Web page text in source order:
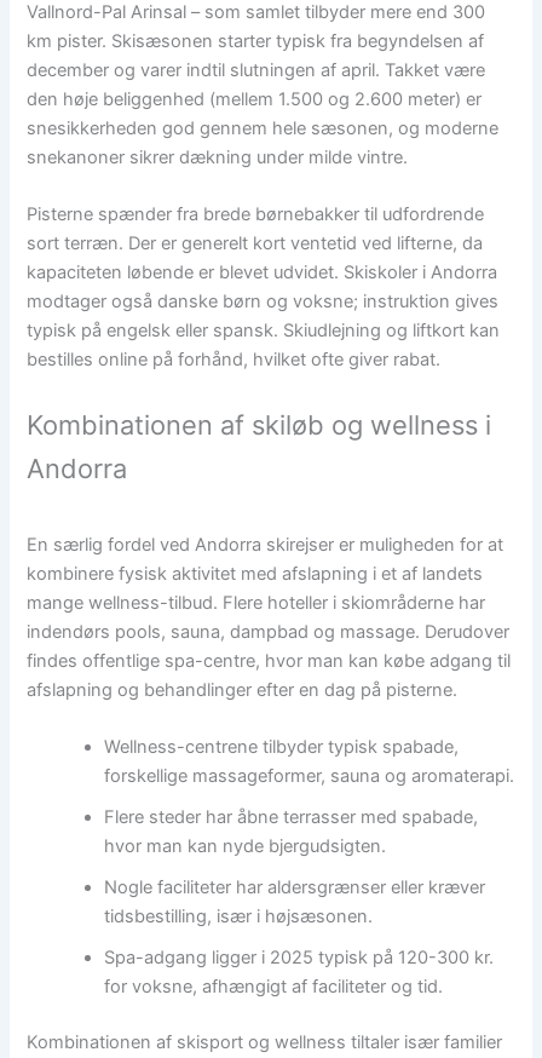
Vallnord-Pal Arinsal – som samlet tilbyder mere end 300
km pister. Skisæsonen starter typisk fra begyndelsen af
december og varer indtil slutningen af april. Takket være
den høje beliggenhed (mellem 1.500 og 2.600 meter) er
snesikkerheden god gennem hele sæsonen, og moderne
snekanoner sikrer dækning under milde vintre.
Pisterne spænder fra brede børnebakker til udfordrende
sort terræn. Der er generelt kort ventetid ved lifterne, da
kapaciteten løbende er blevet udvidet. Skiskoler i Andorra
modtager også danske børn og voksne; instruktion gives
typisk på engelsk eller spansk. Skiudlejning og liftkort kan
bestilles online på forhånd, hvilket ofte giver rabat.
Kombinationen af skiløb og wellness i
Andorra
En særlig fordel ved Andorra skirejser er muligheden for at
kombinere fysisk aktivitet med afslapning i et af landets
mange wellness-tilbud. Flere hoteller i skiområderne har
indendørs pools, sauna, dampbad og massage. Derudover
findes offentlige spa-centre, hvor man kan købe adgang til
afslapning og behandlinger efter en dag på pisterne.
Wellness-centrene tilbyder typisk spabade,
forskellige massageformer, sauna og aromaterapi.
Flere steder har åbne terrasser med spabade,
hvor man kan nyde bjergudsigten.
Nogle faciliteter har aldersgrænser eller kræver
tidsbestilling, især i højsæsonen.
Spa-adgang ligger i 2025 typisk på 120-300 kr.
for voksne, afhængigt af faciliteter og tid.
Kombinationen af skisport og wellness tiltaler især familier